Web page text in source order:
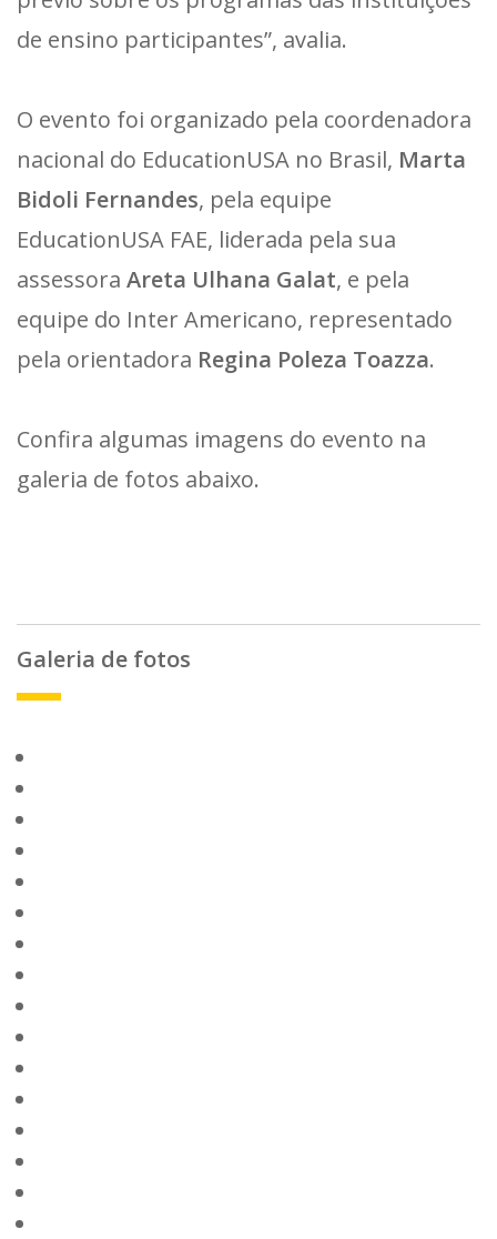
de ensino participantes”, avalia.
O evento foi organizado pela coordenadora
nacional do EducationUSA no Brasil, Marta
Bidoli Fernandes, pela equipe
EducationUSA FAE, liderada pela sua
assessora Areta Ulhana Galat, e pela
equipe do Inter Americano, representado
pela orientadora Regina Poleza Toazza.
Confira algumas imagens do evento na
galeria de fotos abaixo.
Galeria de fotos